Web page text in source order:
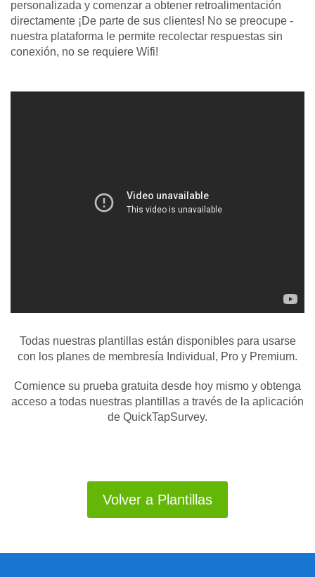
personalizada y comenzar a obtener retroalimentación
directamente ¡De parte de sus clientes! No se preocupe -
nuestra plataforma le permite recolectar respuestas sin
conexión, no se requiere Wifi!
Todas nuestras plantillas están disponibles para usarse
con los planes de membresía Individual, Pro y Premium.
Comience su prueba gratuita desde hoy mismo y obtenga
acceso a todas nuestras plantillas a través de la aplicación
de QuickTapSurvey.
Volver a Plantillas